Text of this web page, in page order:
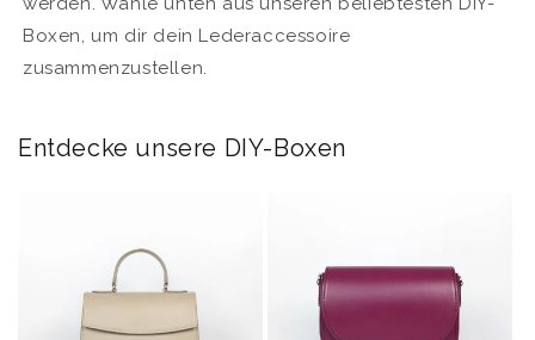
Boxen, um dir dein Lederaccessoire
zusammenzustellen.
Entdecke unsere DIY-Boxen